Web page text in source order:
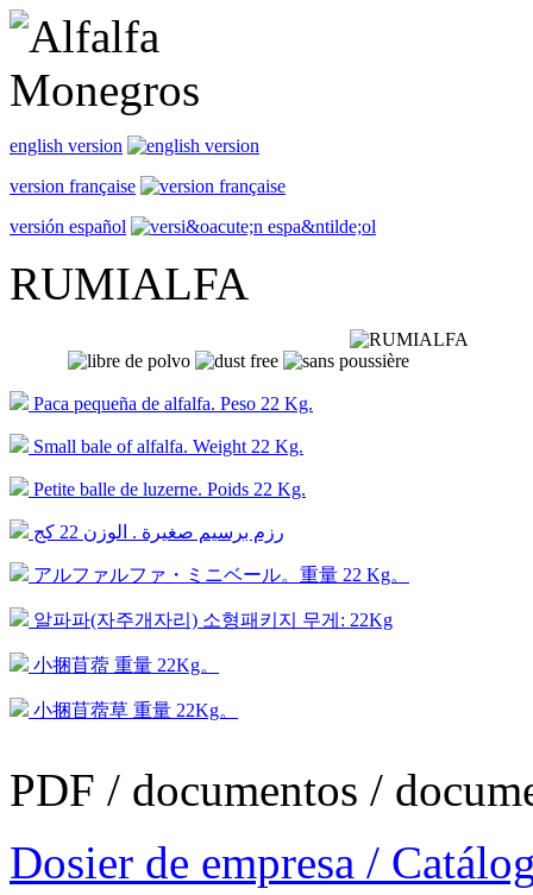
english version
version française
versión español
RUMIALFA
Paca pequeña de alfalfa. Peso 22 Kg.
Small bale of alfalfa. Weight 22 Kg.
Petite balle de luzerne. Poids 22 Kg.
رزم برسيم صغيرة . الوزن 22 كج
アルファルファ・ミニベール。重量 22 Kg。
알파파(자주개자리) 소형패키지 무게: 22Kg
小捆苜蓿 重量 22Kg。
小捆苜蓿草 重量 22Kg。
Dosier de empresa /